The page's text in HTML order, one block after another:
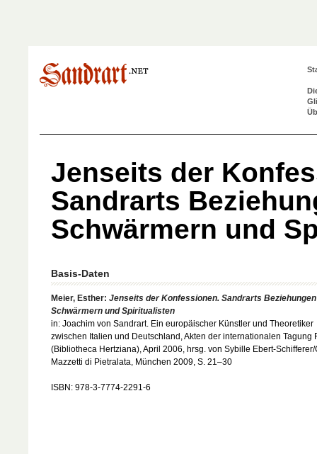
Jenseits der
Sandrarts
Schwärmern und
Basis-Daten
Meier, Esther: Jenseits der Konfessionen. Sandrarts
Schwärmern und Spiritualisten
in: Joachim von Sandrart. Ein europäischer Künstler und Theoretiker
zwischen Italien und Deutschland, Akten der internationalen Tagung
(Bibliotheca Hertziana), April 2006, hrsg. von Sybille Ebert-
Mazzetti di Pietralata, München 2009, S. 21–30
ISBN: 978-3-7774-2291-6